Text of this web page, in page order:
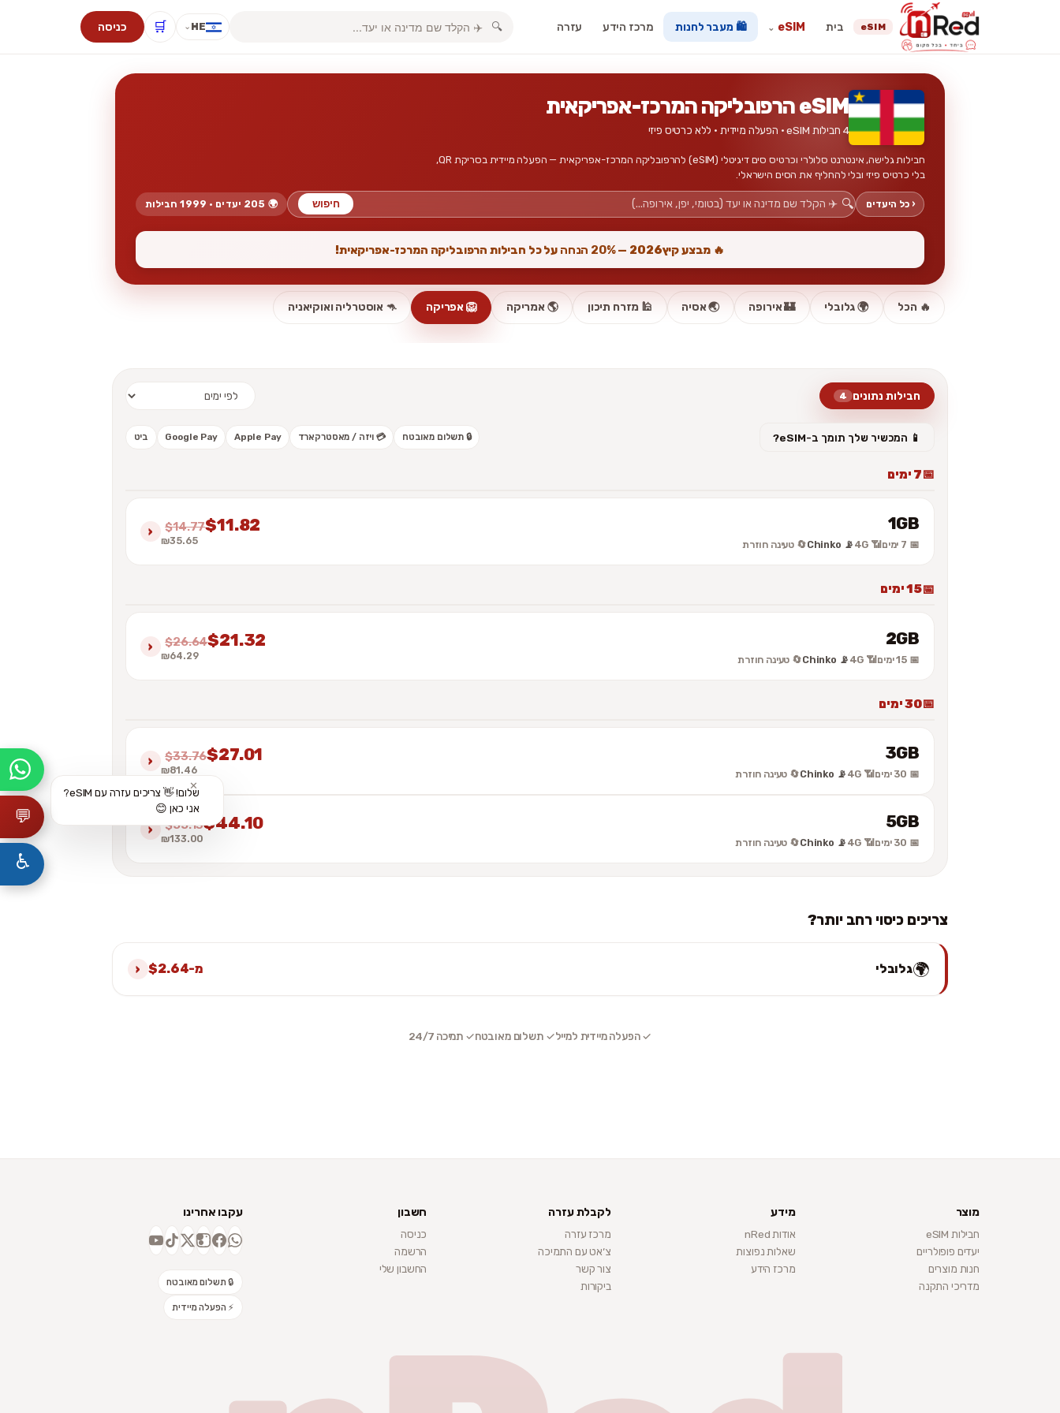
eSIM בית eSIM
⌄ 🛍️ מעבר לחנות מרכז הידע עזרה 🔍
HE
⌄
🛒 כניסה
eSIM הרפובליקה המרכז-אפריקאית
4 חבילות eSIM · הפעלה מיידית · ללא כרטיס פיזי
חבילות גלישה, אינטרנט סלולרי וכרטיס סים דיגיטלי (eSIM) להרפובליקה המרכז-אפריקאית — הפעלה מיידית בסריקת QR,
בלי כרטיס פיזי ובלי להחליף את הסים הישראלי.
‹ כל היעדים 🔍 חיפוש 🌍 205 יעדים · 1999 חבילות
🔥 מבצע קיץ2026 — 20% הנחה על כל חבילות הרפובליקה המרכז-אפריקאית!
🔥 הכל 🌍 גלובלי 🏰 אירופה 🌏 אסיה 🕌 מזרח תיכון 🌎 אמריקה 🦁 אפריקה 🦘 אוסטרליה ואוקיאניה
חבילות נתונים 4
📱 המכשיר שלך תומך ב-eSIM? 🔒 תשלום מאובטח 💳 ויזה / מאסטרקארד Apple Pay
Google Pay ביט
7 ימים
1GB
📅 7 ימים 📶 4G
📡 Chinko 🔄 טעינה חוזרת
$14.77$11.82
₪35.65
›
15 ימים
2GB
📅 15 ימים 📶 4G
📡 Chinko 🔄 טעינה חוזרת
$26.64$21.32
₪64.29
›
30 ימים
3GB
📅 30 ימים 📶 4G
📡 Chinko 🔄 טעינה חוזרת
$33.76$27.01
₪81.46
›
5GB
📅 30 ימים 📶 4G
📡 Chinko 🔄 טעינה חוזרת
$55.13$44.10
₪133.00
›
צריכים כיסוי רחב יותר?
🌍גלובלי מ-$2.64 ›
✓ הפעלה מיידית למייל✓ תשלום מאובטח✓ תמיכה 24/7
מוצר
חבילות eSIM
יעדים פופולריים
חנות מוצרים
מדריכי התקנה
מידע
אודות nRed
שאלות נפוצות
מרכז הידע
לקבלת עזרה
מרכז עזרה
צ׳אט עם התמיכה
צור קשר
ביקורות
חשבון
כניסה
הרשמה
החשבון שלי
עקבו אחרינו
🔒 תשלום מאובטח
⚡ הפעלה מיידית
💬
✕
שלום! 👋 צריכים עזרה עם eSIM?
אני כאן 😊
♿